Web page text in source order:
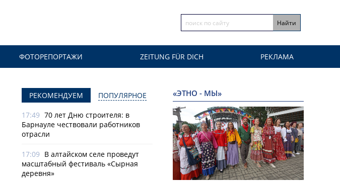
ФОТОРЕПОРТАЖИ ZEITUNG FÜR DICH РЕКЛАМА
РЕКОМЕНДУЕМ ПОПУЛЯРНОЕ
17:49 70 лет Дню строителя: в
Барнауле чествовали работников
отрасли
17:09 В алтайском селе проведут
масштабный фестиваль «Сырная
деревня»
«ЭТНО - МЫ»